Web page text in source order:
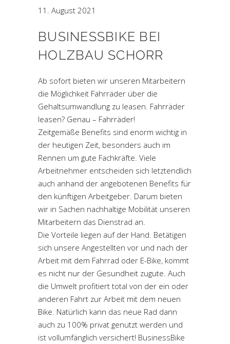
11. August 2021
BUSINESSBIKE BEI
HOLZBAU SCHORR
Ab sofort bieten wir unseren Mitarbeitern
die Möglichkeit Fahrräder über die
Gehaltsumwandlung zu leasen. Fahrräder
leasen? Genau – Fahrräder!
Zeitgemäße Benefits sind enorm wichtig in
der heutigen Zeit, besonders auch im
Rennen um gute Fachkräfte. Viele
Arbeitnehmer entscheiden sich letztendlich
auch anhand der angebotenen Benefits für
den künftigen Arbeitgeber. Darum bieten
wir in Sachen nachhaltige Mobilität unseren
Mitarbeitern das Dienstrad an.
Die Vorteile liegen auf der Hand. Betätigen
sich unsere Angestellten vor und nach der
Arbeit mit dem Fahrrad oder E-Bike, kommt
es nicht nur der Gesundheit zugute. Auch
die Umwelt profitiert total von der ein oder
anderen Fahrt zur Arbeit mit dem neuen
Bike. Natürlich kann das neue Rad dann
auch zu 100% privat genutzt werden und
ist vollumfänglich versichert! BusinessBike